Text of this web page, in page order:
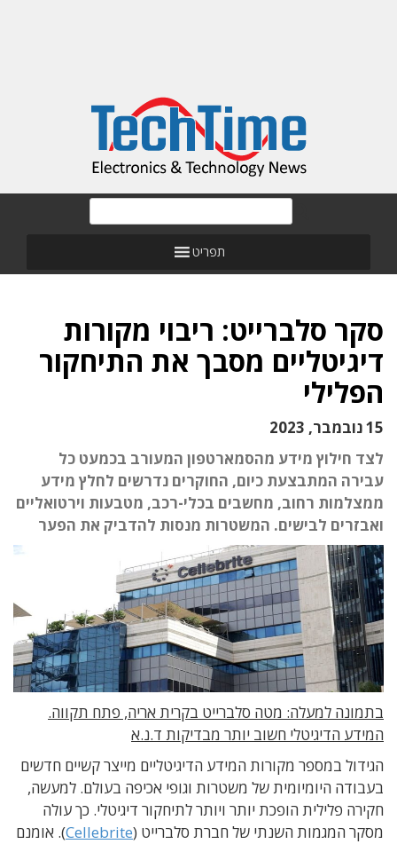
תפריט
סקר סלברייט: ריבוי מקורות
דיגיטליים מסבך את התיחקור
הפלילי
15 נובמבר, 2023
לצד חילוץ מידע מהסמארטפון המעורב בכמעט כל
עבירה המתבצעת כיום, החוקרים נדרשים לחלץ מידע
ממצלמות רחוב, מחשבים בכלי-רכב, מטבעות וירטואליים
ואבזרים לבישים. המשטרות מנסות להדביק את הפער
בתמונה למעלה: מטה סלברייט בקרית אריה, פתח תקווה.
המידע הדיגיטלי חשוב יותר מבדיקות ד.נ.א
הגידול במספר מקורות המידע הדיגיטליים מייצר קשיים חדשים
בעבודה היומיומית של משטרות וגופי אכיפה בעולם. למעשה,
חקירה פלילית הופכת יותר ויותר לתיחקור דיגיטלי. כך עולה
מסקר המגמות השנתי של חברת סלברייט (Cellebrite). אומנם